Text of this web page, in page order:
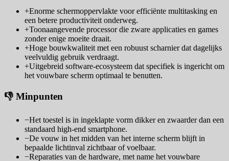
+Enorme schermoppervlakte voor efficiënte multitasking en
een betere productiviteit onderweg.
+Toonaangevende processor die zware applicaties en games
zonder enige moeite draait.
+Hoge bouwkwaliteit met een robuust scharnier dat dagelijks
veelvuldig gebruik verdraagt.
+Uitgebreid software-ecosysteem dat specifiek is ingericht om
het vouwbare scherm optimaal te benutten.
👎 Minpunten
−Het toestel is in ingeklapte vorm dikker en zwaarder dan een
standaard high-end smartphone.
−De vouw in het midden van het interne scherm blijft in
bepaalde lichtinval zichtbaar of voelbaar.
−Reparaties van de hardware, met name het vouwbare